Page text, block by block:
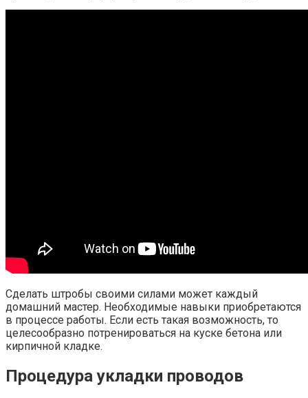
Сделать штробы своими силами может каждый
домашний мастер. Необходимые навыки приобретаются
в процессе работы. Если есть такая возможность, то
целесообразно потренироваться на куске бетона или
кирпичной кладке.
Процедура укладки проводов